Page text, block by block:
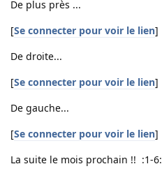
De plus près ...
[Se connecter pour voir le lien]
De droite...
[Se connecter pour voir le lien]
De gauche...
[Se connecter pour voir le lien]
La suite le mois prochain !! :1-6: